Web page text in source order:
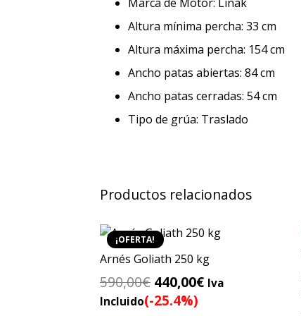
Altura mínima percha: 33 cm
Altura máxima percha: 154 cm
Ancho patas abiertas: 84 cm
Ancho patas cerradas: 54 cm
Tipo de grúa: Traslado
Productos relacionados
¡OFERTA!
Arnés Goliath 250 kg
590,00€ El
precio
440,00€ElIva
Incluido(-25.4%)